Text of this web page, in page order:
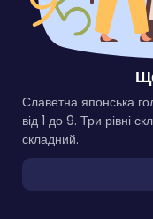
Славетна японська
від 1 до 9. Три рівні
складний.